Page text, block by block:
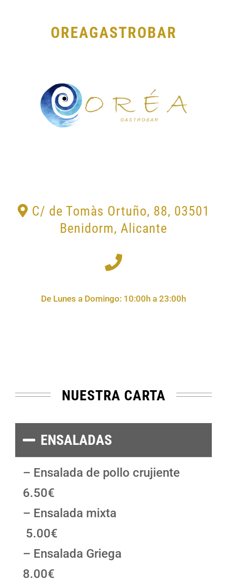
OREAGASTROBAR
C/ de Tomàs Ortuño, 88, 03501
Benidorm, Alicante
De Lunes a Domingo: 10:00h a 23:00h
NUESTRA CARTA
ENSALADAS
– Ensalada de pollo crujiente
6.50€
– Ensalada mixta
5.00€
– Ensalada Griega
8.00€